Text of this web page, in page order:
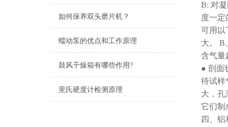
如何保养双头磨片机？
蠕动泵的优点和工作原理
鼓风干燥箱有哪些作用?
里氏硬度计检测原理
B: 对
度一
可用以
大。 B
含气
● 剖面
待试样
大，孔
它们制
四、